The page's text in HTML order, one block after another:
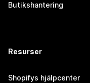
Butikshantering
Resurser
Shopifys hjälpcenter